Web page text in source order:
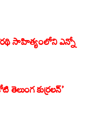
సాహిత్యంలోని ఎన్నో
కుర్రలన్‌’